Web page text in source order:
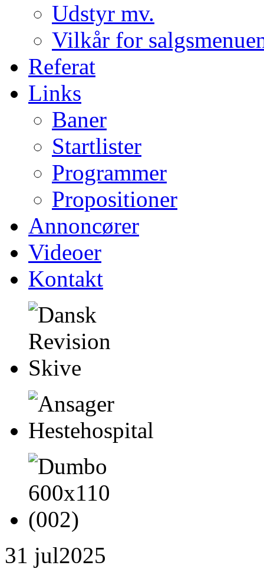
Udstyr mv.
Vilkår for
Referat
Links
Baner
Startlister
Programmer
Propositioner
Annoncører
Videoer
Kontakt
31 jul2025